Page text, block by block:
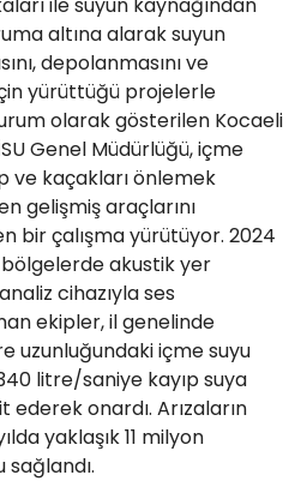
altına alarak suyun
depolanmasını ve
yürüttüğü projelerle
olarak gösterilen Kocaeli
Genel Müdürlüğü, içme
ve kaçakları önlemek
gelişmiş araçlarını
bir çalışma yürütüyor. 2024
bölgelerde akustik yer
cihazıyla ses
ekipler, il genelinde
uzunluğundaki içme suyu
litre/saniye kayıp suya
onardı. Arızaların
yaklaşık 11 milyon